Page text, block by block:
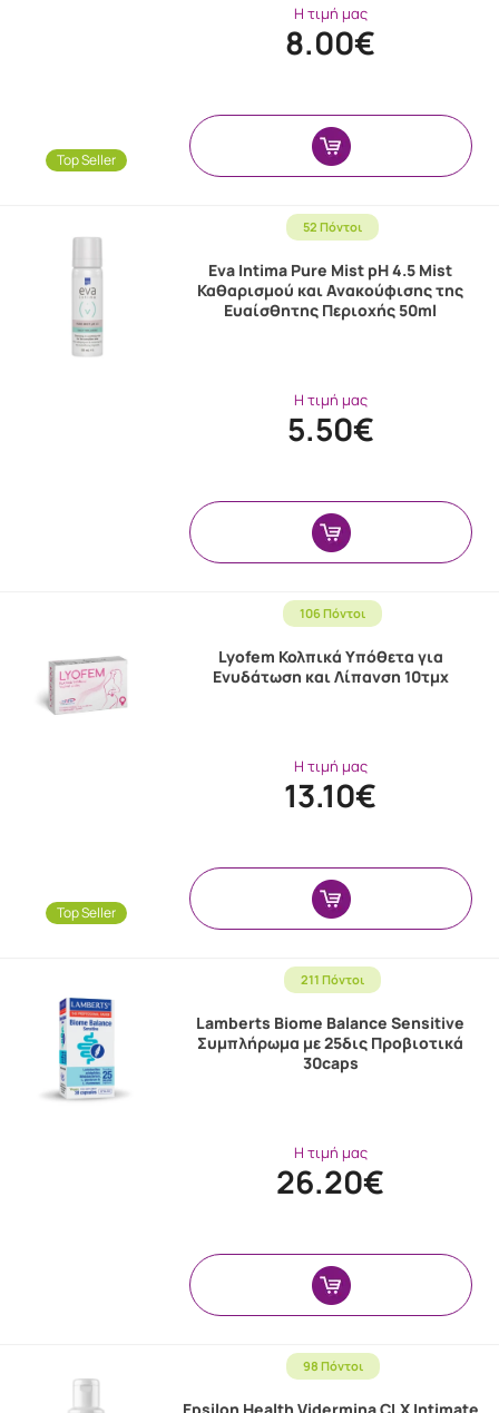
Top Seller
Η τιμή μας
8.00€
52 Πόντοι
Eva Intima Pure Mist pH 4.5 Mist
Καθαρισμού και Ανακούφισης της
Ευαίσθητης Περιοχής 50ml
Η τιμή μας
5.50€
106 Πόντοι
Top Seller
Lyofem Κολπικά Υπόθετα για
Ενυδάτωση και Λίπανση 10τμχ
Η τιμή μας
13.10€
211 Πόντοι
Lamberts Biome Balance Sensitive
Συμπλήρωμα με 25δις Προβιοτικά
30caps
Η τιμή μας
26.20€
98 Πόντοι